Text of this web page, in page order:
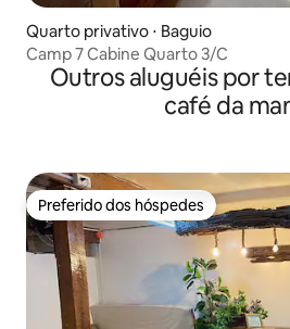
Quarto privativo ⋅ Baguio
Camp 7 Cabine Quarto 3/C
Outros aluguéis por
café da
Preferido dos hóspedes
Preferido dos hóspedes